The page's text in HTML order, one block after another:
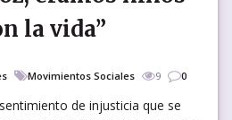
la vida”
Movimientos Sociales 9 0
de injusticia que se